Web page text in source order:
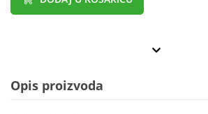
Opis proizvoda